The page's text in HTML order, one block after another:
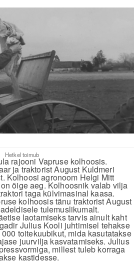
Hetkel toimub
rajooni Vapruse kolhoosis.
ja traktorist August Kuldmeri
Kolhoosi agronoom Helgi Mitt
õige aeg. Kolhoosnik valab vilja
taga külvimasinal kaasa.
kolhoosis tänu traktorist August
tulemuslikumalt.
laotamiseks tarvis ainult kaht
Julius Kooli juhtimisel tehakse
toitekuubikut, mida kasutatakse
juurvilja kasvatamiseks. Julius
millest tuleb korraga
kastidesse.